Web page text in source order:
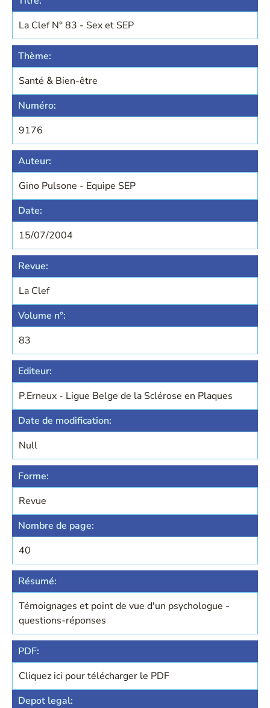
La Clef N° 83 - Sex et SEP
Thème:
Santé & Bien-être
Numéro:
9176
Auteur:
Gino Pulsone - Equipe SEP
Date:
15/07/2004
Revue:
La Clef
Volume n°:
83
Editeur:
P.Erneux - Ligue Belge de la Sclérose en Plaques
Date de modification:
Null
Forme:
Revue
Nombre de page:
40
Résumé:
Témoignages et point de vue d'un psychologue -
questions-réponses
PDF:
Cliquez ici pour télécharger le PDF
Depot legal: